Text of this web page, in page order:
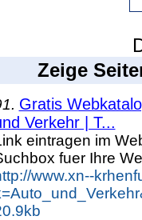
Zeige
Gratis
Verkehr | T...
eintragen im
fuer Ihre
www.xn--